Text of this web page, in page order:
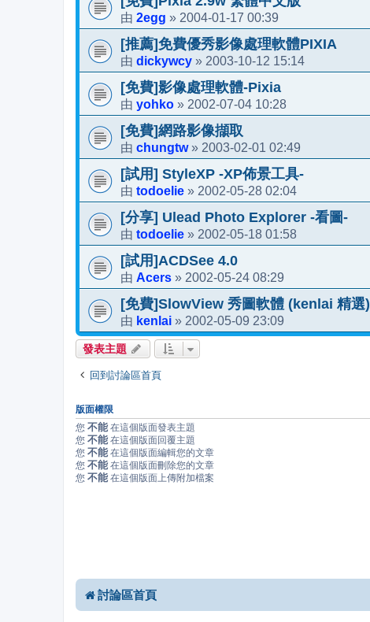
由 2egg » 2004-01-17 00:39
[推薦]免費優秀影像處理軟體PIXIA
由 dickywcy » 2003-10-12 15:14
[免費]影像處理軟體-Pixia
由 yohko » 2002-07-04 10:28
[免費]網路影像擷取
由 chungtw» 2003-02-01 02:49
[試用] StyleXP -XP佈景工具-
由 todoelie » 2002-05-28 02:04
[分享] Ulead Photo Explorer -看圖-
由 todoelie » 2002-05-18 01:58
[試用]ACDSee 4.0
由 Acers » 2002-05-24 08:29
[免費]SlowView 秀圖軟體 (kenlai 精選)
由 kenlai » 2002-05-09 23:09
發表主題
回到討論區首頁
版面權限
您 不能 在這個版面發表主題
您 不能 在這個版面回覆主題
您 不能 在這個版面編輯您的文章
您 不能 在這個版面刪除您的文章
您 不能 在這個版面上傳附加檔案
討論區首頁